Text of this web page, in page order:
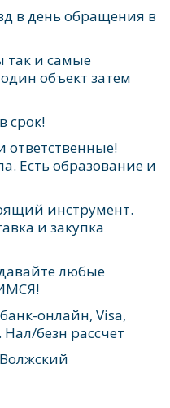
в день обращения в
так и самые
объект затем
срок!
Есть образование и
инструмент.
и закупка
любые
онлайн, Visa,
безн рассчет